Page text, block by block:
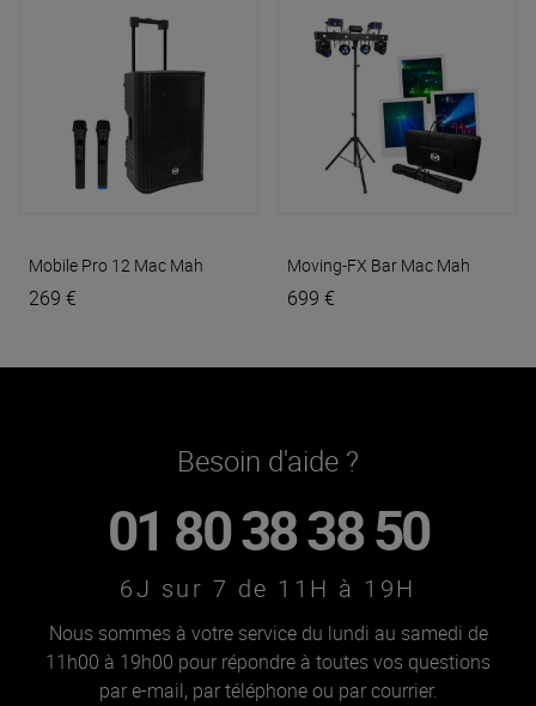
Mobile Pro 12 Mac Mah
269 €
Moving-FX Bar Mac Mah
699 €
Besoin d'aide ?
01 80 38 38 50
6J sur 7 de 11H à 19H
Nous sommes à votre service du lundi au samedi de
11h00 à 19h00 pour répondre à toutes vos questions
par e-mail, par téléphone ou par courrier.